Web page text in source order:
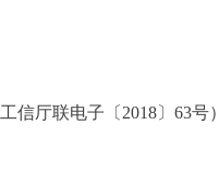
厅联电子〔2018〕63号）